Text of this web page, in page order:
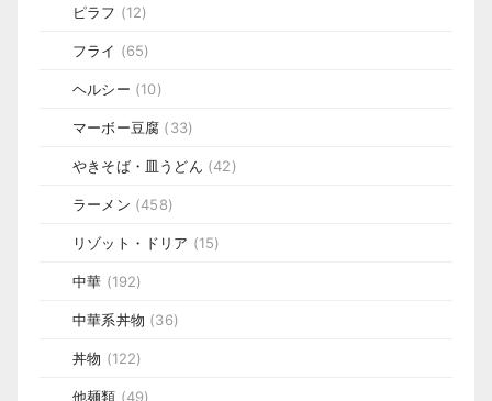
ピラフ (12)
フライ (65)
ヘルシー (10)
マーボー豆腐 (33)
やきそば・皿うどん (42)
ラーメン (458)
リゾット・ドリア (15)
中華 (192)
中華系丼物 (36)
丼物 (122)
他麺類 (49)